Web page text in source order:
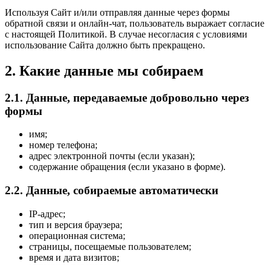
Используя Сайт и/или отправляя данные через формы
обратной связи и онлайн-чат, пользователь выражает согласие
с настоящей Политикой. В случае несогласия с условиями
использование Сайта должно быть прекращено.
2. Какие данные мы собираем
2.1. Данные, передаваемые добровольно через
формы
имя;
номер телефона;
адрес электронной почты (если указан);
содержание обращения (если указано в форме).
2.2. Данные, собираемые автоматически
IP-адрес;
тип и версия браузера;
операционная система;
страницы, посещаемые пользователем;
время и дата визитов;